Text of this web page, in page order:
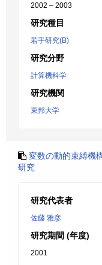
2002 – 2003
研究種目
若手研究(B)
研究分野
計算機科学
研究機関
東邦大学
変数の動的束縛機
研究
研究代表者
佐藤 雅彦
研究期間 (年度)
2001